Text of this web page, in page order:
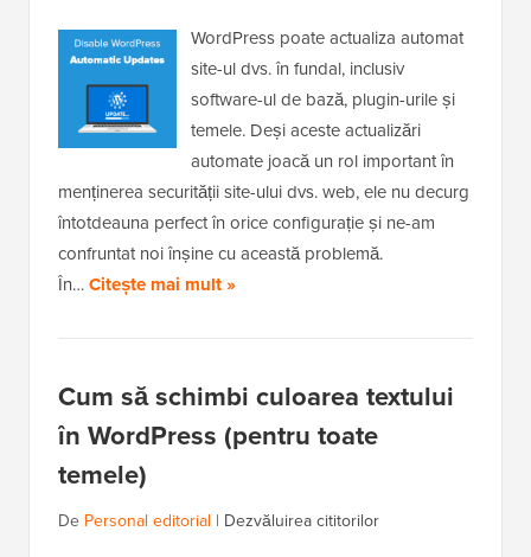
WordPress poate actualiza automat
site-ul dvs. în fundal, inclusiv
software-ul de bază, plugin-urile și
temele. Deși aceste actualizări
automate joacă un rol important în
menținerea securității site-ului dvs. web, ele nu decurg
întotdeauna perfect în orice configurație și ne-am
confruntat noi înșine cu această problemă.
În…Citește mai mult »
Cum să schimbi culoarea textului
în WordPress (pentru toate
temele)
De Personal editorial | Dezvăluirea cititorilor